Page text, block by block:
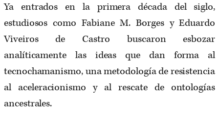
Ya entrados en la primera década del siglo,
estudiosos como Fabiane M. Borges y Eduardo
Viveiros de Castro buscaron esbozar
analíticamente las ideas que dan forma al
tecnochamanismo, una metodología de resistencia
al aceleracionismo y al rescate de ontologías
ancestrales.